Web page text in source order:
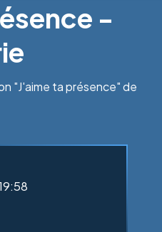
-
"J'aime ta présence" de